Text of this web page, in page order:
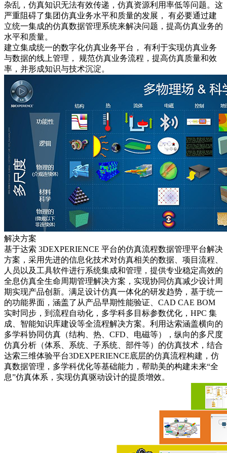
杂乱，仿真知识无法有效传递，仿真资源利用率低等问题。这
严重阻碍了集团仿真业务水平和质量的发展， 有必要通过建
立统一集成的仿真数据管理系统来解决问题，提高仿真业务的
水平和质量。
建立集成统一的数字化仿真业务平台， 有利于实现仿真业务
与数据的线上管理， 规范仿真业务流程，提高仿真质量和效
率，并形成知识与技术沉淀。
解决方案
基于达索 3DEXPERIENCE 平台的仿真流程数据管理平台解决
方案，采用先进的信息化技术对仿真相关的数据、项目流程、
人员以及工具软件进行系统集成和管理，提供专业稳定高效的
全息仿真全生命周期管理解决方案，实现协同仿真减少设计周
期实现产品创新。满足设计仿真一体化的研发趋势，基于统一
的功能界面，涵盖了从产品早期性能验证、CAD CAE BOM
实时同步，到流程自动化，多学科多目标参数优化，HPC 集
成、智能知识库建设等全流程解决方案。利用达索涵盖横向的
多学科协同仿真（结构、热、CFD、电磁等），纵向的多尺度
仿真分析（体系、系统、子系统、部件等）的仿真技术，结合
达索三维体验平台3DEXPERIENCE底层的仿真流程构建，仿
真数据管理，多学科优化等基础能力，帮助美的构建未来“全
息”仿真体系，实现仿真驱动设计的提质增效。